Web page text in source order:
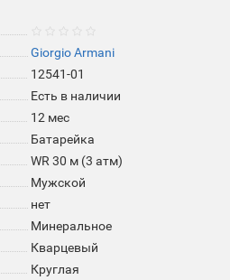
Giorgio Armani
12541-01
Есть в наличии
12 мес
Батарейка
WR 30 м (3 атм)
Мужской
нет
Минеральное
Кварцевый
Круглая